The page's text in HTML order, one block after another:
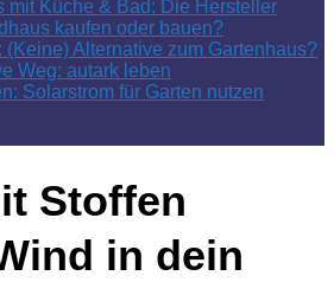
mit Küche & Bad: Die Hersteller
kaufen oder bauen?
(Keine) Alternative zum Gartenhaus?
Weg: autark leben
Solarstrom für Garten nutzen
Stoffen
in dein